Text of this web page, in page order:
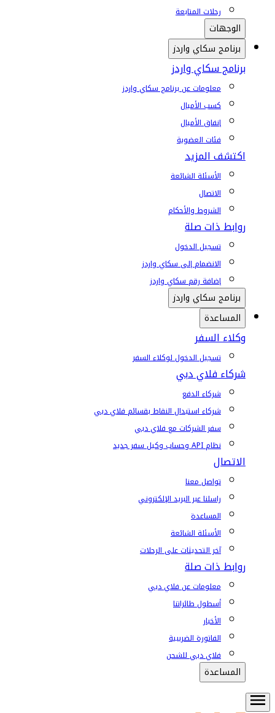
رحلات المتابعة
الوجهات
برنامج سكاي واردز
برنامج سكاي واردز
معلومات عن برنامج سكاي واردز
كسب الأميال
إنفاق الأميال
فئات العضوية
اكتشف المزيد
الأسئلة الشائعة
الاتصال
الشروط والأحكام
روابط ذات صلة
تسجيل الدخول
الانضمام إلى سكاي واردز
إضافة رقم سكاي واردز
برنامج سكاي واردز
المساعدة
وكلاء السفر
تسجيل الدخول لوكلاء السفر
شركاء فلاي دبي
شركاء الدفع
شركاء استبدال النقاط بقسائم فلاي دبي
سفر الشركات مع فلاي دبي
نظام API وحساب وكيل سفر جديد
الاتصال
تواصل معنا
راسلنا عبر البريد الإلكتروني
المساعدة
الأسئلة الشائعة
آخر التحديثات على الرحلات
روابط ذات صلة
معلومات عن فلاي دبي
أسطول طائراتنا
الأخبار
الفاتورة الضريبية
فلاي دبي للشحن
المساعدة